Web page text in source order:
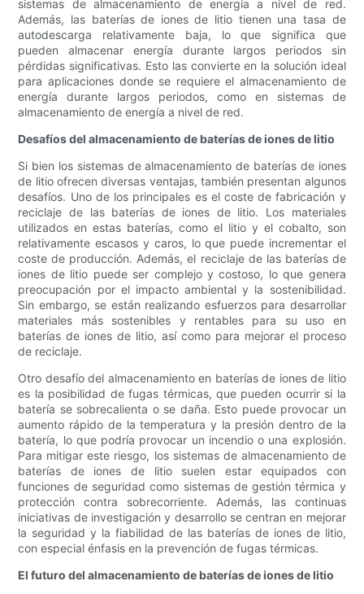
sistemas de almacenamiento de energía a nivel de red.
Además, las baterías de iones de litio tienen una tasa de
autodescarga relativamente baja, lo que significa que
pueden almacenar energía durante largos periodos sin
pérdidas significativas. Esto las convierte en la solución ideal
para aplicaciones donde se requiere el almacenamiento de
energía durante largos periodos, como en sistemas de
almacenamiento de energía a nivel de red.
Desafíos del almacenamiento de baterías de iones de litio
Si bien los sistemas de almacenamiento de baterías de iones
de litio ofrecen diversas ventajas, también presentan algunos
desafíos. Uno de los principales es el coste de fabricación y
reciclaje de las baterías de iones de litio. Los materiales
utilizados en estas baterías, como el litio y el cobalto, son
relativamente escasos y caros, lo que puede incrementar el
coste de producción. Además, el reciclaje de las baterías de
iones de litio puede ser complejo y costoso, lo que genera
preocupación por el impacto ambiental y la sostenibilidad.
Sin embargo, se están realizando esfuerzos para desarrollar
materiales más sostenibles y rentables para su uso en
baterías de iones de litio, así como para mejorar el proceso
de reciclaje.
Otro desafío del almacenamiento en baterías de iones de litio
es la posibilidad de fugas térmicas, que pueden ocurrir si la
batería se sobrecalienta o se daña. Esto puede provocar un
aumento rápido de la temperatura y la presión dentro de la
batería, lo que podría provocar un incendio o una explosión.
Para mitigar este riesgo, los sistemas de almacenamiento de
baterías de iones de litio suelen estar equipados con
funciones de seguridad como sistemas de gestión térmica y
protección contra sobrecorriente. Además, las continuas
iniciativas de investigación y desarrollo se centran en mejorar
la seguridad y la fiabilidad de las baterías de iones de litio,
con especial énfasis en la prevención de fugas térmicas.
El futuro del almacenamiento de baterías de iones de litio